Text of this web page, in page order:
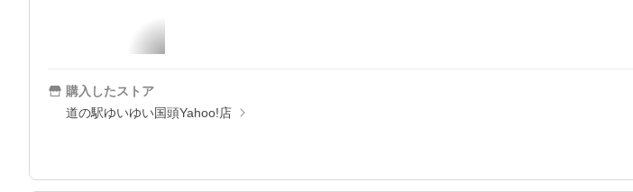
購入したストア
道の駅ゆいゆい国頭Yahoo!店